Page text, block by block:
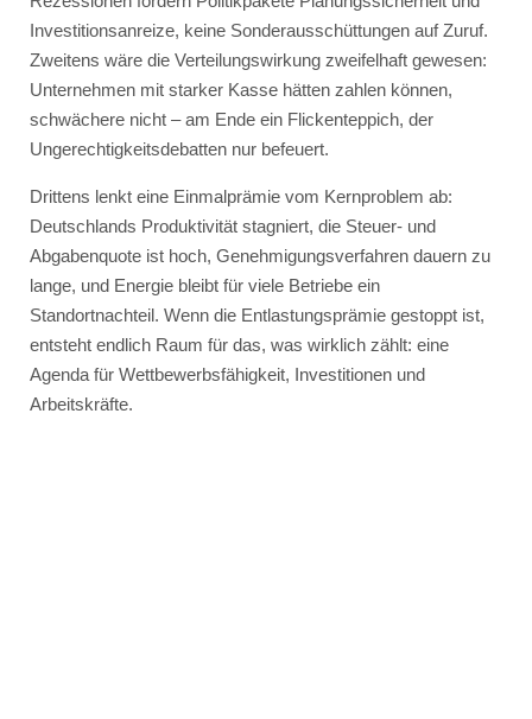
Investitionsanreize, keine Sonderausschüttungen auf Zuruf.
Zweitens wäre die Verteilungswirkung zweifelhaft gewesen:
Unternehmen mit starker Kasse hätten zahlen können,
schwächere nicht – am Ende ein Flickenteppich, der
Ungerechtigkeitsdebatten nur befeuert.
Drittens lenkt eine Einmalprämie vom Kernproblem ab:
Deutschlands Produktivität stagniert, die Steuer- und
Abgabenquote ist hoch, Genehmigungsverfahren dauern zu
lange, und Energie bleibt für viele Betriebe ein
Standortnachteil. Wenn die Entlastungsprämie gestoppt ist,
entsteht endlich Raum für das, was wirklich zählt: eine
Agenda für Wettbewerbsfähigkeit, Investitionen und
Arbeitskräfte.